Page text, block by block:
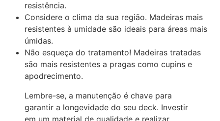
resistência.
Considere o clima da sua região. Madeiras mais
resistentes à umidade são ideais para áreas mais
úmidas.
Não esqueça do tratamento! Madeiras tratadas
são mais resistentes a pragas como cupins e
apodrecimento.
Lembre-se, a manutenção é chave para
garantir a longevidade do seu deck. Investir